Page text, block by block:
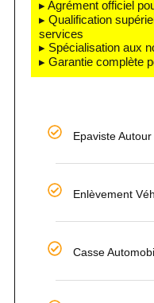
▸ Agrément officiel
▸ Qualification
services
▸ Spécialisation aux
▸ Garantie complète
Epaviste
Enlèvement
Casse